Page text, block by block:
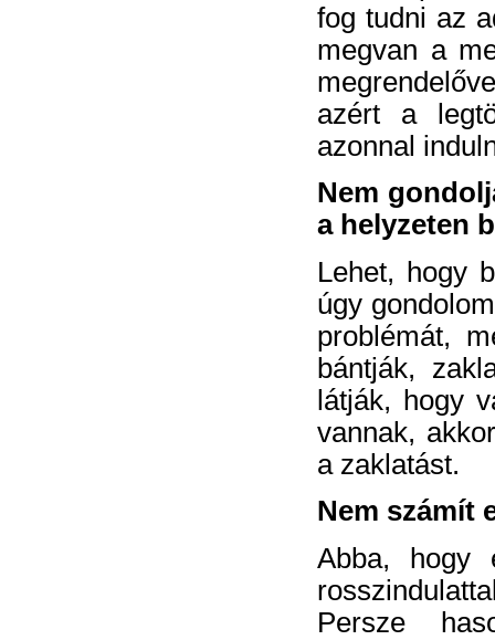
fog tudni az
megvan a
azért a
azonnal
Nem
a helyzeten
Lehet, hogy
úgy
problémát,
bántják,
látják, hogy
vannak,
a zaklatást.
Nem számít
Abba, hogy
Persze